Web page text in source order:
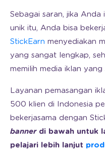
Sebagai saran, jika Anda
unik itu, Anda bisa
StickEarn menyediakan
yang sangat lengkap,
memilih media iklan yang
Layanan pemasangan
500 klien di Indonesia
bekerjasama dengan
bannerdi bawah untuk
pelajari lebih lanjut